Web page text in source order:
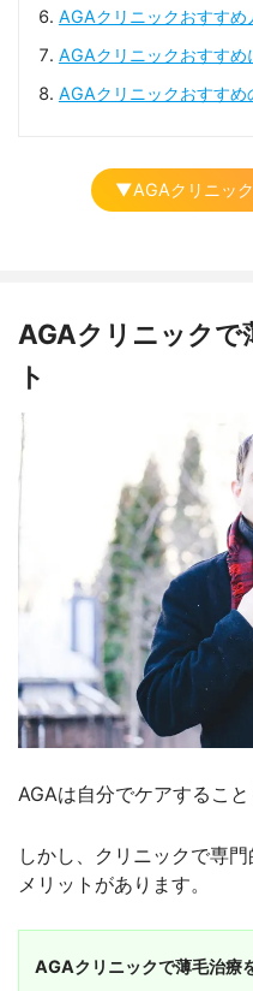
AGAクリニックおすすめ
AGAクリニックおすすめ
AGAクリニックおすすめ
▼AGAクリニッ
AGAクリニックで
ト
AGAは自分でケアすること
しかし、クリニックで専
メリットがあります。
AGAクリニックで薄毛治療